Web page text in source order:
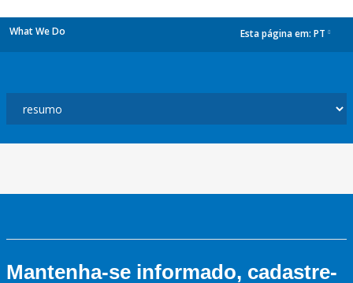
What We Do Esta página em: PT
Mantenha-se informado, cadastre-